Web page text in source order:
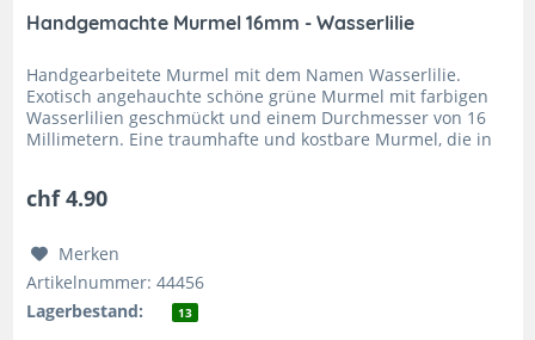
Handgemachte Murmel 16mm - Wasserlilie
Handgearbeitete Murmel mit dem Namen Wasserlilie.
Exotisch angehauchte schöne grüne Murmel mit farbigen
Wasserlilien geschmückt und einem Durchmesser von 16
Millimetern. Eine traumhafte und kostbare Murmel, die in
chf 4.90
Merken
Artikelnummer: 44456
Lagerbestand:
13